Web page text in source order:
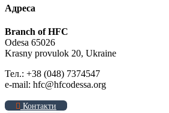
Адреса
Branch of HFC
Odesa 65026
Krasny provulok 20, Ukraine
Тел.: +38 (048) 7374547
e-mail: hfc@hfcodessa.org
Контакти